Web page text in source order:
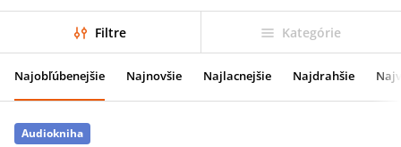
Filtre Kategórie
Najobľúbenejšie Najnovšie Najlacnejšie Najdrahšie
Audiokniha